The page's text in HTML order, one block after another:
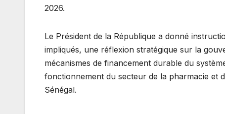
2026.
Le Président de la République a donné
impliqués, une réflexion stratégique sur la
mécanismes de financement durable du
fonctionnement du secteur de la pharmacie et
Sénégal.